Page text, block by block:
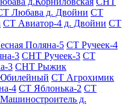
Любава д. Двойни СТ
СТ Авиатор-4 д. Двойни СТ
Поляна-5 СТ Ручеек-4
3 СНТ Ручеек-3 СТ
3 СНТ Рыжик
СТ Агрохимик
4 СТ Яблонька-2 СТ
д.